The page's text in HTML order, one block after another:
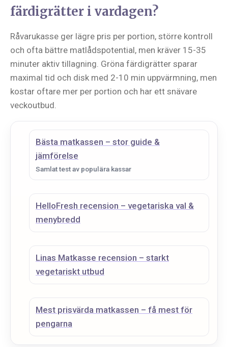
färdigrätter i vardagen?
Råvarukasse ger lägre pris per portion, större kontroll
och ofta bättre matlådspotential, men kräver 15-35
minuter aktiv tillagning. Gröna färdigrätter sparar
maximal tid och disk med 2-10 min uppvärmning, men
kostar oftare mer per portion och har ett snävare
veckoutbud.
Bästa matkassen – stor guide &
jämförelse
Samlat test av populära kassar
HelloFresh recension – vegetariska val &
menybredd
Linas Matkasse recension – starkt
vegetariskt utbud
Mest prisvärda matkassen – få mest för
pengarna